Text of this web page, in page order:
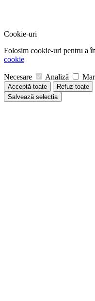
Cookie-uri
Folosim cookie-uri pentru a
cookie
Necesare Analiză
Acceptă toate
Refuz toate
Salvează selecția